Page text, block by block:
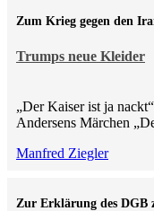
Trumps neue Kleider
Zum Krieg gegen den
„Der Kaiser ist ja
Andersens Märchen
Manfred Ziegler
Zur Erklärung des DGB